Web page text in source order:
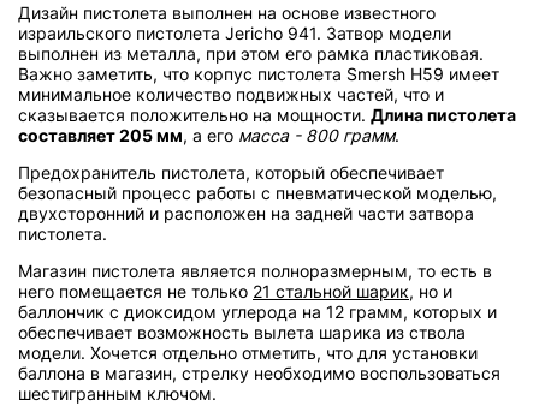
Дизайн пистолета выполнен на основе известного
израильского пистолета Jericho 941. Затвор модели
выполнен из металла, при этом его рамка пластиковая.
Важно заметить, что корпус пистолета Smersh H59 имеет
минимальное количество подвижных частей, что и
сказывается положительно на мощности. Длина пистолета
составляет 205 мм, а его масса - 800 грамм.
Предохранитель пистолета, который обеспечивает
безопасный процесс работы с пневматической моделью,
двухсторонний и расположен на задней части затвора
пистолета.
Магазин пистолета является полноразмерным, то есть в
него помещается не только 21 стальной шарик, но и
баллончик с диоксидом углерода на 12 грамм, которых и
обеспечивает возможность вылета шарика из ствола
модели. Хочется отдельно отметить, что для установки
баллона в магазин, стрелку необходимо воспользоваться
шестигранным ключом.